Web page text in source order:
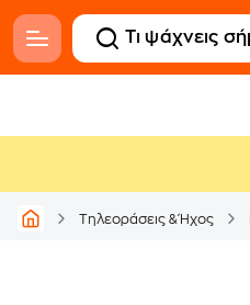
Τηλεοράσεις & Ήχος